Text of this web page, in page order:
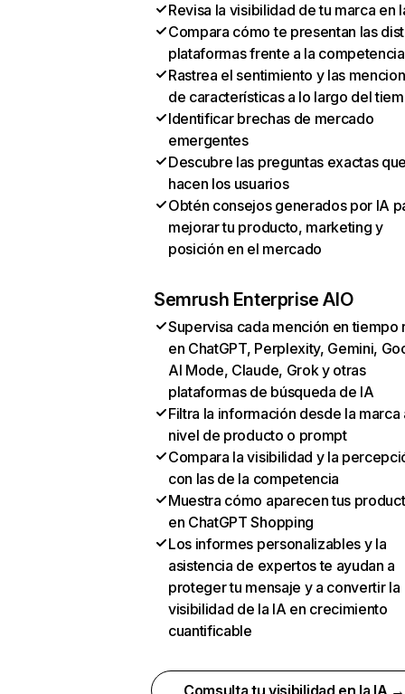
Revisa la visibilidad de tu marca en
Compara cómo te presentan las
plataformas frente a la competencia
Rastrea el sentimiento y las
de características a lo largo del
Identificar brechas de mercado
emergentes
Descubre las preguntas exactas
hacen los usuarios
Obtén consejos generados por IA
mejorar tu producto, marketing y
posición en el mercado
Semrush Enterprise AIO
Supervisa cada mención en tiempo
en ChatGPT, Perplexity, Gemini,
AI Mode, Claude, Grok y otras
plataformas de búsqueda de IA
Filtra la información desde la marca
nivel de producto o prompt
Compara la visibilidad y la
con las de la competencia
Muestra cómo aparecen tus
en ChatGPT Shopping
Los informes personalizables y la
asistencia de expertos te ayudan a
proteger tu mensaje y a convertir la
visibilidad de la IA en crecimiento
cuantificable
Comsulta tu visibilidad en la IA →